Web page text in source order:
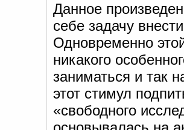
Данное
себе задачу
Одновременно
никакого
заниматься и так
этот стимул
«свободного